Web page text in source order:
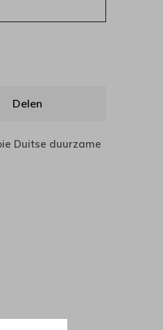
Delen
Duitse duurzame